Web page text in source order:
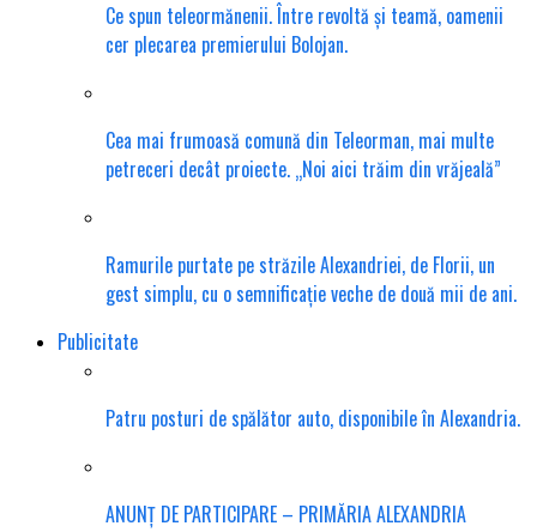
Ce spun teleormănenii. Între revoltă și teamă, oamenii
cer plecarea premierului Bolojan.
Cea mai frumoasă comună din Teleorman, mai multe
petreceri decât proiecte. „Noi aici trăim din vrăjeală”
Ramurile purtate pe străzile Alexandriei, de Florii, un
gest simplu, cu o semnificație veche de două mii de ani.
Publicitate
Patru posturi de spălător auto, disponibile în Alexandria.
ANUNȚ DE PARTICIPARE – PRIMĂRIA ALEXANDRIA